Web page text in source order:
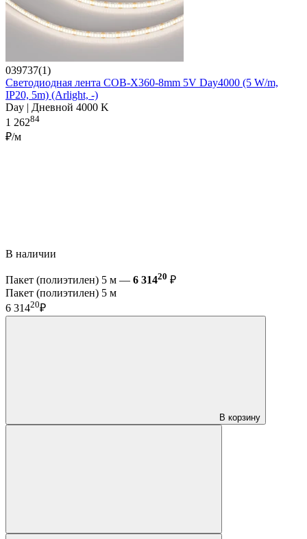
039737(1)
Светодиодная лента COB-X360-8mm 5V Day4000 (5 W/m,
IP20, 5m) (Arlight, -)
Day | Дневной 4000 K
1 26284
₽/м
В наличии
Пакет (полиэтилен) 5 м — 6 31420 ₽
Пакет (полиэтилен) 5 м
6 31420₽
В корзину